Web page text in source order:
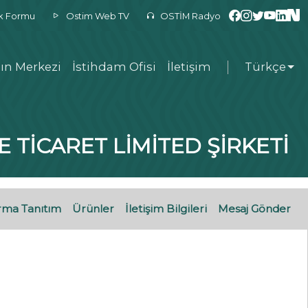
Formu Ostim Web TV OSTİM Radyo
Merkezi İstihdam Ofisi İletişim Türkçe
TİCARET LİMİTED ŞİRKETİ
Tanıtım Ürünler İletişim Bilgileri Mesaj Gönder